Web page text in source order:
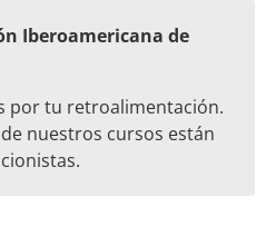
Iberoamericana de
por tu retroalimentación.
nuestros cursos están